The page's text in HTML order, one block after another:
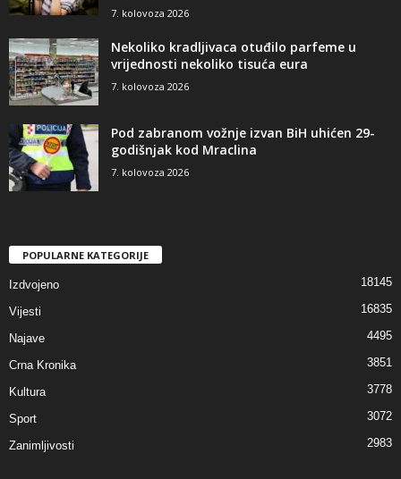
7. kolovoza 2026
Nekoliko kradljivaca otuđilo parfeme u
vrijednosti nekoliko tisuća eura
7. kolovoza 2026
Pod zabranom vožnje izvan BiH uhićen 29-
godišnjak kod Mraclina
7. kolovoza 2026
POPULARNE KATEGORIJE
Izdvojeno 18145
Vijesti 16835
Najave 4495
Crna Kronika 3851
Kultura 3778
Sport 3072
Zanimljivosti 2983